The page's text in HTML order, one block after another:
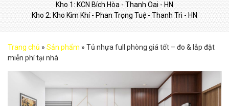
Kho 1: KCN Bích Hòa - Thanh Oai - HN
Kho 2: Kho Kim Khí - Phan Trọng Tuệ - Thanh Trì - HN
Trang chủ » Sản phẩm » Tủ nhựa full phòng giá tốt – đo & lắp đặt
miễn phí tại nhà